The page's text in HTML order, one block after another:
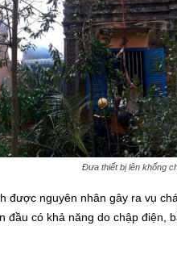
Đưa thiết bị lên khống
được nguyên nhân gây ra vụ
đầu có khả năng do chập điện,